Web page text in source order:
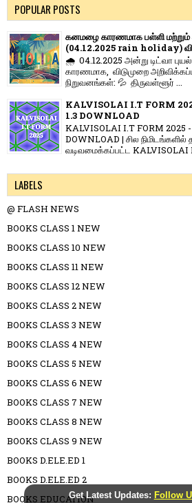
Get Latest Updates: Follow
POPULAR POSTS
கனமழை காரணமாக பள்ளி மற்றும்
(04.12.2025 rain holiday)
🌧️ 04.12.2025 அன்று டிட்வா
காரணமாக, விடுமுறை
நிறுவனங்கள்: 💦 திருவள்ளூர் ...
KALVISOLAI I.T FORM
1.3 DOWNLOAD
KALVISOLAI I.T FORM 2025 -
DOWNLOAD | சில
வடிவமைக்கப்பட்ட KALVISOLAI
LABELS
@ FLASH NEWS
BOOKS CLASS 1 NEW
BOOKS CLASS 10 NEW
BOOKS CLASS 11 NEW
BOOKS CLASS 12 NEW
BOOKS CLASS 2 NEW
BOOKS CLASS 3 NEW
BOOKS CLASS 4 NEW
BOOKS CLASS 5 NEW
BOOKS CLASS 6 NEW
BOOKS CLASS 7 NEW
BOOKS CLASS 8 NEW
BOOKS CLASS 9 NEW
BOOKS D.ELE.ED 1
BOOKS D.ELE.ED 2
BOOKS EDUCATION